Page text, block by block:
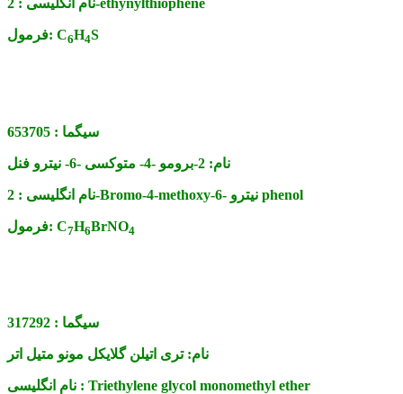
نام انگلیسی :2-ethynylthiophene
فرمول: C6H4S
سیگما : 653705
نام: 2-برومو -4- متوکسی -6- نیترو فنل
نام انگلیسی : 2-Bromo-4-methoxy-6- نیترو phenol
فرمول: C7H6BrNO4
سیگما : 317292
نام: تری اتیلن گلایکل مونو متیل اتر
نام انگلیسی : Triethylene glycol monomethyl ether